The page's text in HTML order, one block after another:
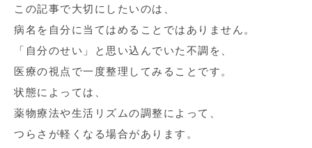
この記事で大切にしたいのは、
病名を自分に当てはめることではありません。
「自分のせい」と思い込んでいた不調を、
医療の視点で一度整理してみることです。
状態によっては、
薬物療法や生活リズムの調整によって、
つらさが軽くなる場合があります。